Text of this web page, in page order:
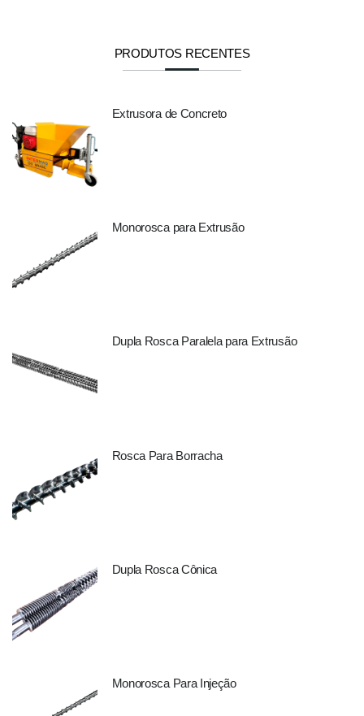
PRODUTOS RECENTES
Extrusora de Concreto
Monorosca para Extrusão
Dupla Rosca Paralela para Extrusão
Rosca Para Borracha
Dupla Rosca Cônica
Monorosca Para Injeção